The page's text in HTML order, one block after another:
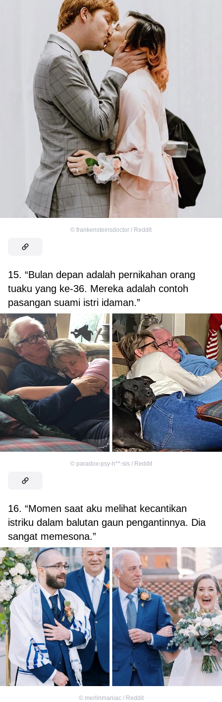
© frankensteinsdoctor / Reddit
15. “Bulan depan adalah pernikahan orang
tuaku yang ke-36. Mereka adalah contoh
pasangan suami istri idaman.”
© paradox-psy-h**-sis / Reddit
16. “Momen saat aku melihat kecantikan
istriku dalam balutan gaun pengantinnya. Dia
sangat memesona.”
© merlinmaniac / Reddit